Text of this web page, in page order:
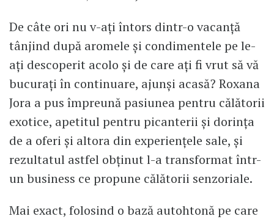
De câte ori nu v-ați întors dintr-o vacanță
tânjind după aromele și condimentele pe le-
ați descoperit acolo și de care ați fi vrut să vă
bucurați în continuare, ajunși acasă? Roxana
Jora a pus împreună pasiunea pentru călătorii
exotice, apetitul pentru picanterii și dorința
de a oferi și altora din experiențele sale, și
rezultatul astfel obținut l-a transformat într-
un business ce propune călătorii senzoriale.
Mai exact, folosind o bază autohtonă pe care